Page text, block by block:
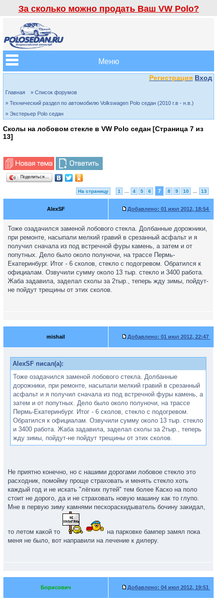
За сколько можно продать Ваш VW Polo?
Меню
Регистрация Вход
Главная
» Список форумов
» Технический раздел по автомобилю Volkswagen Polo седан (2010 г.в - н.в.)
» Экстерьер Polo седан
Сколы на лобовом стекле в VW Polo седан [Страница 7 из
13]
Поделиться…
На страницу 1 4 5 6 7 8 9 10 13
AlexSF Добавлено: 01 июл 2012, 18:54
Тоже озадачился заменой лобового стекла. Долбанные дорожники,
при ремонте, насыпали мелкий гравий в срезанный асфальт и я
получил сначала из под встречной фуры камень, а затем и от
попутных. Дело было около полуночи, на трассе Пермь-
Екатеринбург. Итог - 6 сколов, стекло с подогревом. Обратился к
официалам. Озвучили сумму около 13 тыр. стекло и 3400 работа.
Жаба задавила, заделал сколы за 2тыр., теперь жду зимы, пойдут-
не пойдут трещины от этих сколов.
mishail Добавлено: 01 июл 2012, 22:47
AlexSF писал(а):
Тоже озадачился заменой лобового стекла. Долбанные
дорожники, при ремонте, насыпали мелкий гравий в срезанный
асфальт и я получил сначала из под встречной фуры камень, а
затем и от попутных. Дело было около полуночи, на трассе
Пермь-Екатеринбург. Итог - 6 сколов, стекло с подогревом.
Обратился к официалам. Озвучили сумму около 13 тыр. стекло
и 3400 работа. Жаба задавила, заделал сколы за 2тыр., теперь
жду зимы, пойдут-не пойдут трещины от этих сколов.
Не приятно конечно, но с нашими дорогами лобовое стекло это
расходник, помойму проще страховать и менять стекло хоть
каждый год и не искать "лёгких путей" тем более Каско на поло
стоит не дорого, да и не страховать новую машину как то глупо.
Мне в первую зиму камнями пескораскидыватель бочину закидал,
то летом какой то
на парковке бампер замял пока
меня не было, вот направили на лечение к дилеру.
Борисович Добавлено: 04 июл 2012, 19:51